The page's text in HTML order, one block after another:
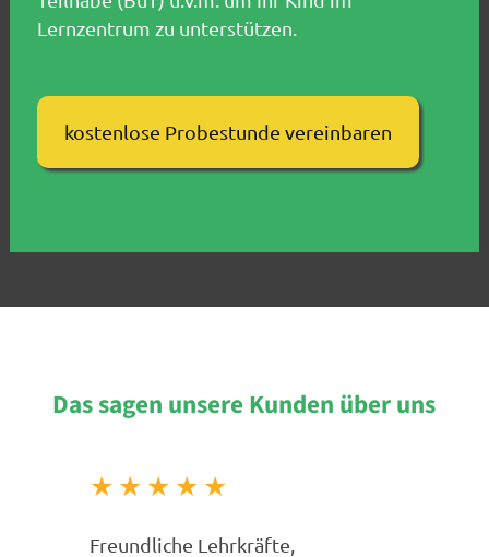
Lernzentrum zu unterstützen.
kostenlose Probestunde vereinbaren
Das sagen unsere Kunden über uns
★ ★ ★ ★ ★
Freundliche Lehrkräfte,